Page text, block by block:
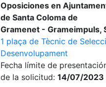
Oposiciones en
de Santa Coloma de
Gramenet - Grameimpuls,
1 plaça de Tècnic de
Desenvolupament
Fecha límite de
de la solicitud: 14/07/2023